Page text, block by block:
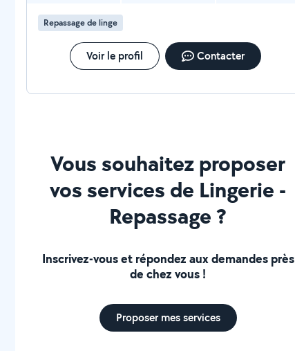
Repassage de linge
Voir le profil Contacter
Vous souhaitez proposer
vos services de Lingerie -
Repassage ?
Inscrivez-vous et répondez aux demandes près
de chez vous !
Proposer mes services